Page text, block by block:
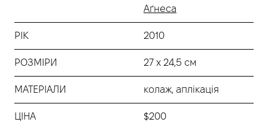
Аґнеса
РІК 2010
РОЗМІРИ 27 х 24,5 см
МАТЕРІАЛИ колаж, аплікація
ЦІНА $200